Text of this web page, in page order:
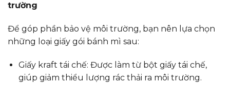
trường
Để góp phần bảo vệ môi trường, bạn nên lựa chọn
những loại giấy gói bánh mì sau:
Giấy kraft tái chế: Được làm từ bột giấy tái chế,
giúp giảm thiểu lượng rác thải ra môi trường.